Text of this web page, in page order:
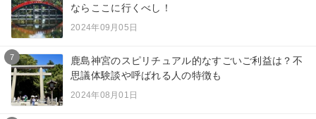
ならここに行くべし！
2024年09月05日
7
鹿島神宮のスピリチュアル的なすごいご利益は？不
思議体験談や呼ばれる人の特徴も
2024年08月01日